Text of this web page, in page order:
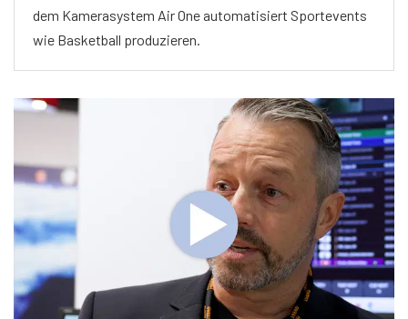
dem Kamerasystem Air One automatisiert Sportevents
wie Basketball produzieren.